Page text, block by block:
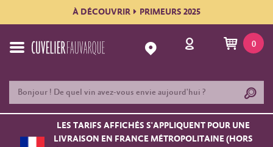
À DÉCOUVRIR PRIMEURS 2025
0
LES TARIFS AFFICHÉS S'APPLIQUENT POUR UNE
LIVRAISON EN FRANCE MÉTROPOLITAINE (HORS